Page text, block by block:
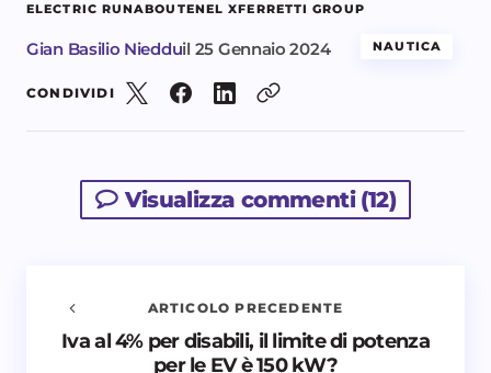
ELECTRIC RUNABOUTENEL XFERRETTI GROUP
Gian Basilio Niedduil 25 Gennaio 2024 NAUTICA
CONDIVIDI
Visualizza commenti (12)
Avvisami quando vengono aggiunti nuovi
ARTICOLO PRECEDENTE
Iva al 4% per disabili, il limite di potenza
per le EV è 150 kW?